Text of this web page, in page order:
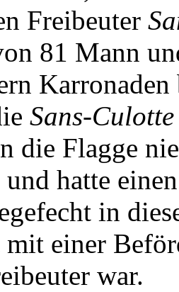
Freibeuter
81 Mann
Karronaden
Sans-Culotte
die Flagge
hatte
in
einer
war.